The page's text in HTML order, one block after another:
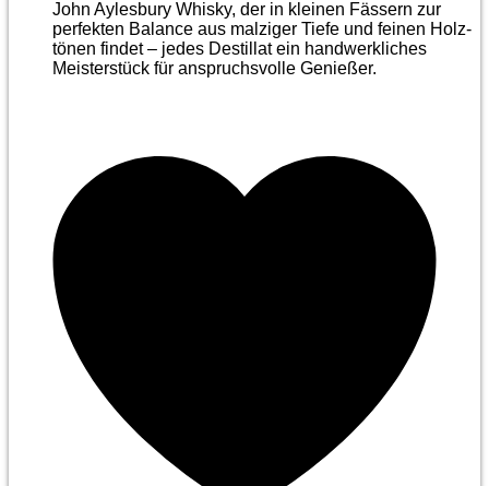
John Aylesbury Whisky, der in kleinen Fässern zur
perfekten Balance aus malziger Tiefe und feinen Holz­
tönen findet – jedes Destillat ein handwerkliches
Meister­stück für anspruchsvolle Genießer.